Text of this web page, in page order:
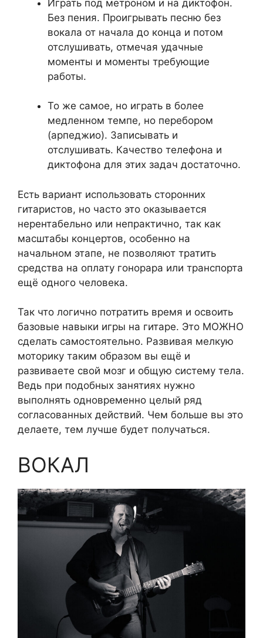
Играть под метроном и на диктофон.
Без пения. Проигрывать песню без
вокала от начала до конца и потом
отслушивать, отмечая удачные
моменты и моменты требующие
работы.
То же самое, но играть в более
медленном темпе, но перебором
(арпеджио). Записывать и
отслушивать. Качество телефона и
диктофона для этих задач достаточно.
Есть вариант использовать сторонних
гитаристов, но часто это оказывается
нерентабельно или непрактично, так как
масштабы концертов, особенно на
начальном этапе, не позволяют тратить
средства на оплату гонорара или транспорта
ещё одного человека.
Так что логично потратить время и освоить
базовые навыки игры на гитаре. Это МОЖНО
сделать самостоятельно. Развивая мелкую
моторику таким образом вы ещё и
развиваете свой мозг и общую систему тела.
Ведь при подобных занятиях нужно
выполнять одновременно целый ряд
согласованных действий. Чем больше вы это
делаете, тем лучше будет получаться.
ВОКАЛ